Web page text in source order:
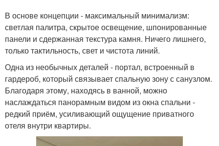
В основе концепции - максимальный минимализм:
светлая палитра, скрытое освещение, шпонированные
панели и сдержанная текстура камня. Ничего лишнего,
только тактильность, свет и чистота линий.
Одна из необычных деталей - портал, встроенный в
гардероб, который связывает спальную зону с санузлом.
Благодаря этому, находясь в ванной, можно
наслаждаться панорамным видом из окна спальни -
редкий приём, усиливающий ощущение приватного
отеля внутри квартиры.